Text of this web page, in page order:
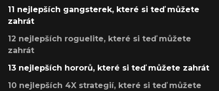
11 nejlepších gangsterek, které si teď můžete
zahrát
12 nejlepších roguelite, které si teď můžete
zahrát
13 nejlepších hororů, které si teď můžete zahrát
10 nejlepších 4X strategií, které si teď můžete